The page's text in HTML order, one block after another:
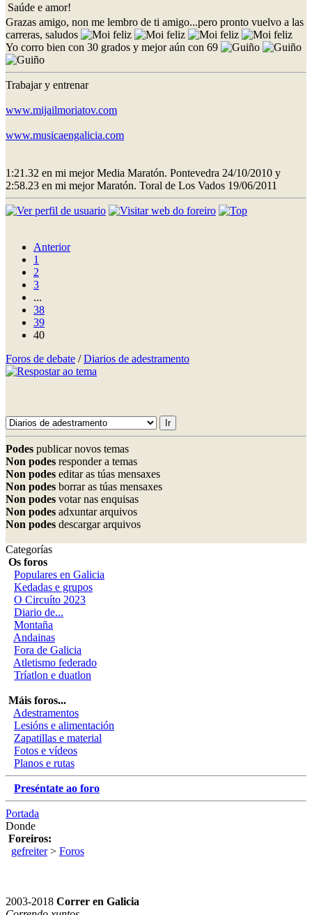
Saúde e amor!
Grazas amigo, non me lembro de ti amigo...pero pronto vuelvo a las
carreras, saludos
Yo corro bien con 30 grados y mejor aún con 69
Trabajar y entrenar
www.mijailmoriatov.com
www.musicaengalicia.com
1:21.32 en mi mejor Media Maratón. Pontevedra 24/10/2010 y
2:58.23 en mi mejor Maratón. Toral de Los Vados 19/06/2011
Anterior
1
2
3
...
38
39
40
Foros de debate /Diarios de adestramento
Podes publicar novos temas
Non podes responder a temas
Non podes editar as túas mensaxes
Non podes borrar as túas mensaxes
Non podes votar nas enquisas
Non podes adxuntar arquivos
Non podes descargar arquivos
Categorías
Os foros
Populares en Galicia
Kedadas e grupos
O Circuíto 2023
Diario de...
Montaña
Andainas
Fora de Galicia
Atletismo federado
Tríatlon e duatlon
Máis foros...
Adestramentos
Lesións e alimentación
Zapatillas e material
Fotos e vídeos
Planos e rutas
Preséntate ao foro
Portada
Donde
Foreiros:
gefreiter> Foros
2003-2018 Correr en Galicia